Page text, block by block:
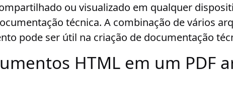
ou visualizado em qualquer
técnica. A combinação de vários
pode ser útil na criação de documentação
HTML em um PDF